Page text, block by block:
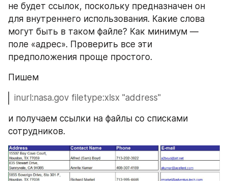
не будет ссылок, поскольку предназначен он
для внутреннего использования. Какие слова
могут быть в таком файле? Как минимум —
поле «адрес». Проверить все эти
предположения проще простого.
Пишем
inurl:nasa.gov filetype:xlsx "address"
и получаем ссылки на файлы со списками
сотрудников.